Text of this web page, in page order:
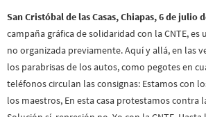
San Cristóbal de las Casas, Chiapas, 6 de julio
campaña gráfica de solidaridad con la CNTE,
no organizada previamente. Aquí y allá, en las
los parabrisas de los autos, como pegotes en
teléfonos circulan las consignas: Estamos con
los maestros, En esta casa protestamos contra